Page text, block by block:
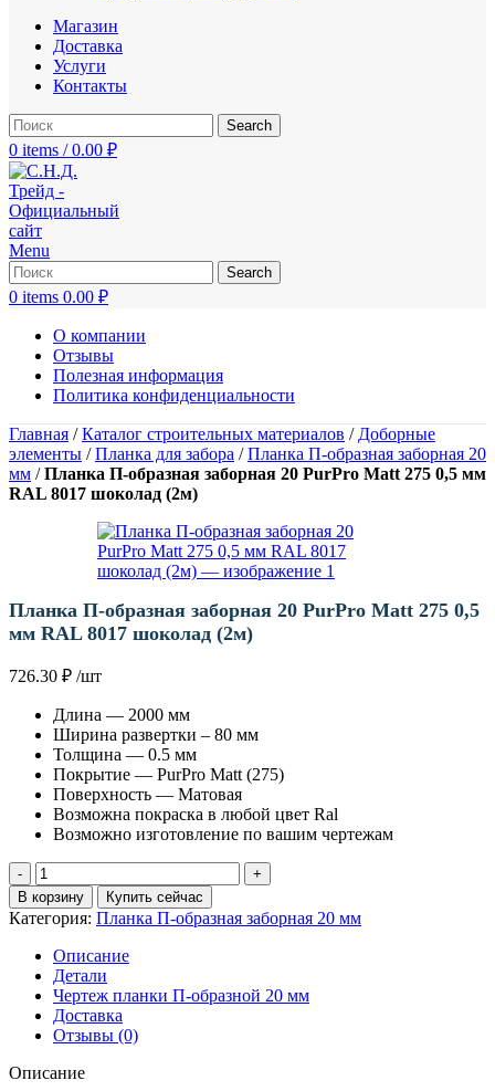
Магазин
Доставка
Услуги
Контакты
Search
0 items / 0.00 ₽
Menu
Search
0 items 0.00 ₽
О компании
Отзывы
Полезная информация
Политика конфиденциальности
Главная /Каталог строительных материалов /Доборные
элементы /Планка для забора /Планка П-образная заборная 20
мм /Планка П-образная заборная 20 PurPro Matt 275 0,5 мм
RAL 8017 шоколад (2м)
Планка П-образная заборная 20 PurPro Matt 275 0,5
мм RAL 8017 шоколад (2м)
726.30 ₽ /шт
Длина — 2000 мм
Ширина развертки – 80 мм
Толщина — 0.5 мм
Покрытие — PurPro Matt (275)
Поверхность — Матовая
Возможна покраска в любой цвет Ral
Возможно изготовление по вашим чертежам
Количество
товара
Планка
образная
заборная
20
PurPro
Matt
0,5
В корзину Купить сейчас
Категория: Планка П-образная заборная 20 мм
Описание
Детали
Чертеж планки П-образной 20 мм
Доставка
Отзывы (0)
Описание